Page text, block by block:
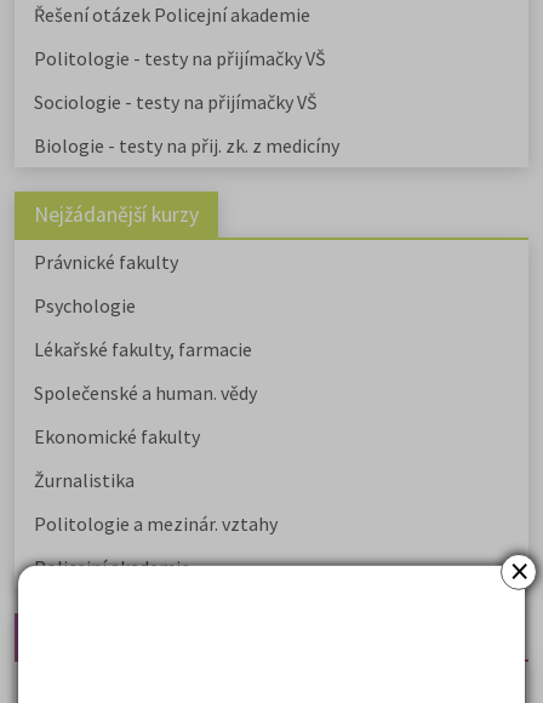
×
Řešení otázek Policejní akademie
Politologie - testy na přijímačky VŠ
Sociologie - testy na přijímačky VŠ
Biologie - testy na přij. zk. z medicíny
Nejžádanější kurzy
Právnické fakulty
Psychologie
Lékařské fakulty, farmacie
Společenské a human. vědy
Ekonomické fakulty
Žurnalistika
Politologie a mezinár. vztahy
Policejní akademie